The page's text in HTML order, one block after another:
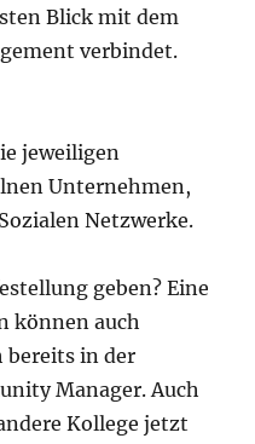
Blick mit dem
verbindet.
jeweiligen
Unternehmen,
Netzwerke.
geben? Eine
können auch
bereits in der
Manager. Auch
Kollege jetzt